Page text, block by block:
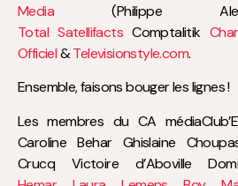
Media (Philippe
Total Satellifacts Comptalitik
Officiel&Televisionstyle.com.
Ensemble, faisons bouger les lignes !
Les membres du CA
Caroline Behar Ghislaine
Crucq Victoire d’Aboville